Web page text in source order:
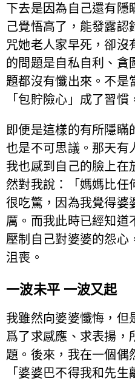
下去是因為自己還有隱
己覺悟高了，能發露認
咒她老人家早死，卻沒
的問題是自私自利、貪
題都沒有懺出來。不是
「包貯險心」成了習慣
即便是這樣的有所隱瞞
也是不可思議。那天有
我也感到自己的臉上在
然對我說：「媽媽比任
很吃驚，因為我覺得婆
厲。而我此時已經知道
壓制自己對婆婆的怨心
沮喪。
一波未平 一波又起
我雖然向婆婆懺悔，但
爲了求感應、求表揚，
題。後來，我在一個偶
「婆婆巴不得我和先